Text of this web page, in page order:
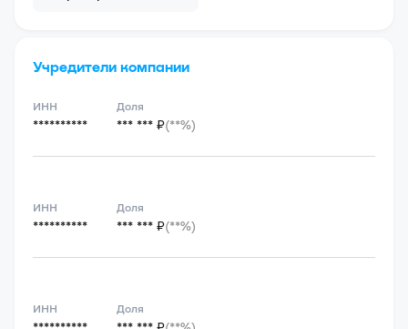
Учредители компании
ИНН
**********
Доля
*** *** ₽(**%)
ИНН
**********
Доля
*** *** ₽(**%)
ИНН Доля